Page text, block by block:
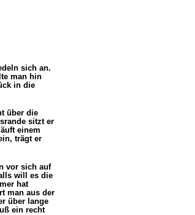
sich an.
man hin
in die
über die
sitzt er
einem
trägt er
vor sich auf
will es die
hat
man aus der
über lange
ein recht